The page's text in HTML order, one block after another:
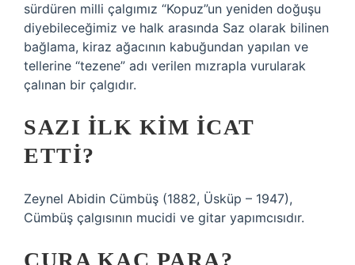
sürdüren milli çalgımız “Kopuz”un yeniden doğuşu
diyebileceğimiz ve halk arasında Saz olarak bilinen
bağlama, kiraz ağacının kabuğundan yapılan ve
tellerine “tezene” adı verilen mızrapla vurularak
çalınan bir çalgıdır.
SAZI ILK KIM ICAT
ETTI?
Zeynel Abidin Cümbüş (1882, Üsküp – 1947),
Cümbüş çalgısının mucidi ve gitar yapımcısıdır.
CURA KAÇ PARA?